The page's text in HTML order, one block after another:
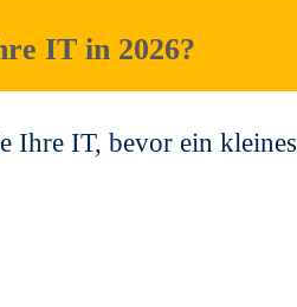
IT in 2026?
Ihre IT, bevor ein